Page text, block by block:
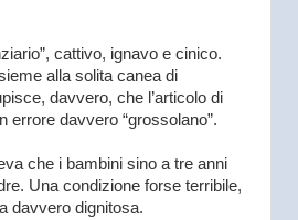
cattivo, ignavo e cinico.
alla solita canea di
davvero, che l’articolo di
errore davvero “grossolano”.
che i bambini sino a tre anni
Una condizione forse terribile,
davvero dignitosa.